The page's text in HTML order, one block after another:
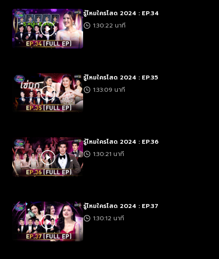
รู้ไหมใครโสด 2024 : EP.34
1:30:22 นาที
รู้ไหมใครโสด 2024 : EP.35
1:33:09 นาที
รู้ไหมใครโสด 2024 : EP.36
1:30:21 นาที
รู้ไหมใครโสด 2024 : EP.37
1:30:12 นาที